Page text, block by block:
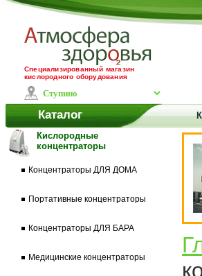
Специализированный магазин
кислородного оборудования
Каталог
Кислородные
концентраторы
Концентраторы ДЛЯ ДОМА
Портативные концентраторы
Концентраторы ДЛЯ БАРА
Медицинские концентраторы